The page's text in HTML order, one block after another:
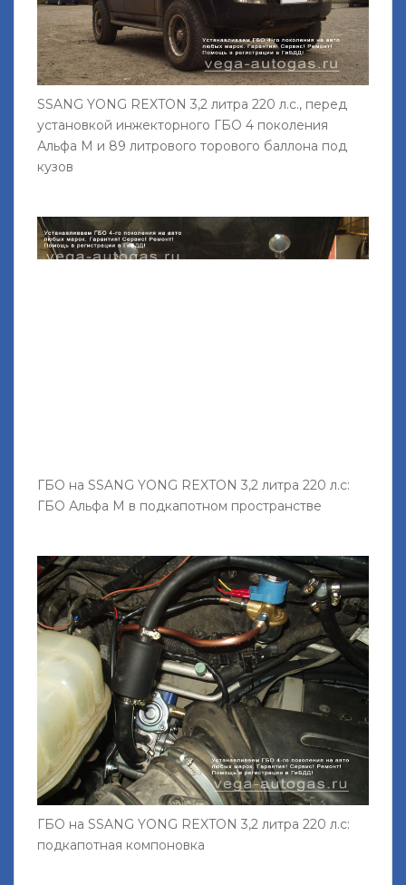
SSANG YONG REXTON 3,2 литра 220 л.с., перед
установкой инжекторного ГБО 4 поколения
Альфа М и 89 литрового торового баллона под
кузов
ГБО на SSANG YONG REXTON 3,2 литра 220 л.с:
ГБО Альфа М в подкапотном пространстве
ГБО на SSANG YONG REXTON 3,2 литра 220 л.с:
подкапотная компоновка